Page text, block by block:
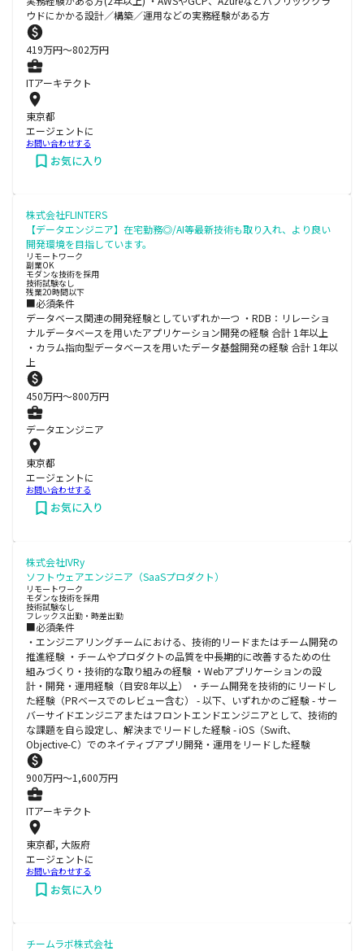
ウドにかかる設計／構築／運用などの実務経験がある方
419万円〜802万円
ITアーキテクト
東京都
エージェントに
お問い合わせする
お気に入り
株式会社FLINTERS
【データエンジニア】在宅勤務◎/AI等最新技術も取り入れ、より良い
開発環境を目指しています。
リモートワーク
副業OK
モダンな技術を採用
技術試験なし
残業20時間以下
■必須条件
データベース関連の開発経験としていずれか一つ ・RDB：リレーショ
ナルデータベースを用いたアプリケーション開発の経験 合計 1年以上
・カラム指向型データベースを用いたデータ基盤開発の経験 合計 1年以
上
450万円〜800万円
データエンジニア
東京都
エージェントに
お問い合わせする
お気に入り
株式会社IVRy
ソフトウェアエンジニア（SaaSプロダクト）
リモートワーク
モダンな技術を採用
技術試験なし
フレックス出勤・時差出勤
■必須条件
・エンジニアリングチームにおける、技術的リードまたはチーム開発の
推進経験 ・チームやプロダクトの品質を中長期的に改善するための仕
組みづくり・技術的な取り組みの経験 ・Webアプリケーションの設
計・開発・運用経験（目安8年以上） ・チーム開発を技術的にリードし
た経験（PRベースでのレビュー含む） - 以下、いずれかのご経験 - サー
バーサイドエンジニアまたはフロントエンドエンジニアとして、技術的
な課題を自ら設定し、解決までリードした経験 - iOS（Swift、
Objective-C）でのネイティブアプリ開発・運用をリードした経験
900万円〜1,600万円
ITアーキテクト
東京都, 大阪府
エージェントに
お問い合わせする
お気に入り
チームラボ株式会社